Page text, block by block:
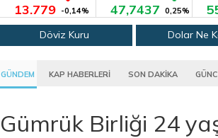
13.779 -0,14% 47,7437 0,25%
Döviz Kuru Dolar Ne
GÜNDEM KAP HABERLERİ SON DAKİKA
Gümrük Birliği 24